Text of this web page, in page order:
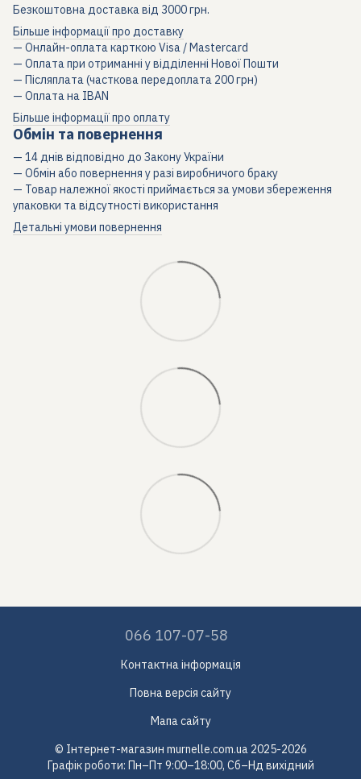
Безкоштовна доставка від 3000 грн.
Більше інформації про доставку
— Онлайн-оплата карткою Visa / Mastercard
— Оплата при отриманні у відділенні Нової Пошти
— Післяплата (часткова передоплата 200 грн)
— Оплата на IBAN
Більше інформації про оплату
Обмін та повернення
— 14 днів відповідно до Закону України
— Обмін або повернення у разі виробничого браку
— Товар належної якості приймається за умови збереження
упаковки та відсутності використання
Детальні умови повернення
066 107-07-58
Контактна інформація
Повна версія сайту
Мапа сайту
© Інтернет-магазин murnelle.com.ua 2025-2026
Графік роботи: Пн–Пт 9:00–18:00, Сб–Нд вихідний